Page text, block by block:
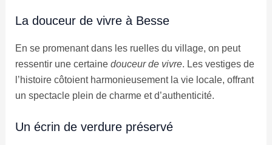
La douceur de vivre à Besse
En se promenant dans les ruelles du village, on peut
ressentir une certaine douceur de vivre. Les vestiges de
l’histoire côtoient harmonieusement la vie locale, offrant
un spectacle plein de charme et d’authenticité.
Un écrin de verdure préservé